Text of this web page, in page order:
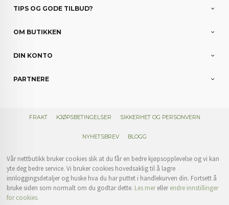
TIPS OG GODE TILBUD?
OM BUTIKKEN
DIN KONTO
PARTNERE
FRAKT KJØPSBETINGELSER SIKKERHET OG PERSONVERN
NYHETSBREV BLOGG
Vår nettbutikk bruker cookies slik at du får en bedre kjøpsopplevelse og vi kan
yte deg bedre service. Vi bruker cookies hovedsaklig til å lagre
innloggingsdetaljer og huske hva du har puttet i handlekurven din. Fortsett å
bruke siden som normalt om du godtar dette. Les merellerendre innstillinger
for cookies.